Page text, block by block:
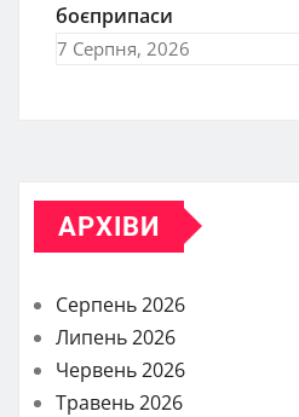
боєприпаси
7 Серпня, 2026
АРХІВИ
Серпень 2026
Липень 2026
Червень 2026
Травень 2026